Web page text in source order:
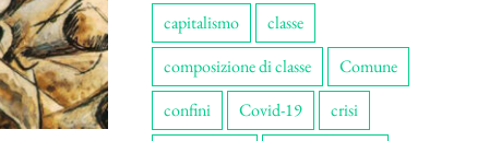
capitalismo
classe
composizione di classe
Comune
confini
Covid-19
crisi